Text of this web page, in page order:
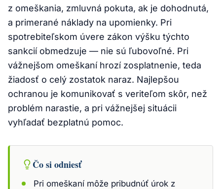
z omeškania, zmluvná pokuta, ak je dohodnutá,
a primerané náklady na upomienky. Pri
spotrebiteľskom úvere zákon výšku týchto
sankcií obmedzuje — nie sú ľubovoľné. Pri
vážnejšom omeškaní hrozí zosplatnenie, teda
žiadosť o celý zostatok naraz. Najlepšou
ochranou je komunikovať s veriteľom skôr, než
problém narastie, a pri vážnejšej situácii
vyhľadať bezplatnú pomoc.
Čo si odniesť
Pri omeškaní môže pribudnúť úrok z